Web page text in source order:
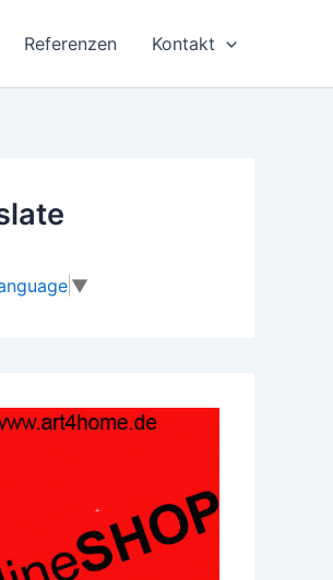
Referenzen Kontakt
▼